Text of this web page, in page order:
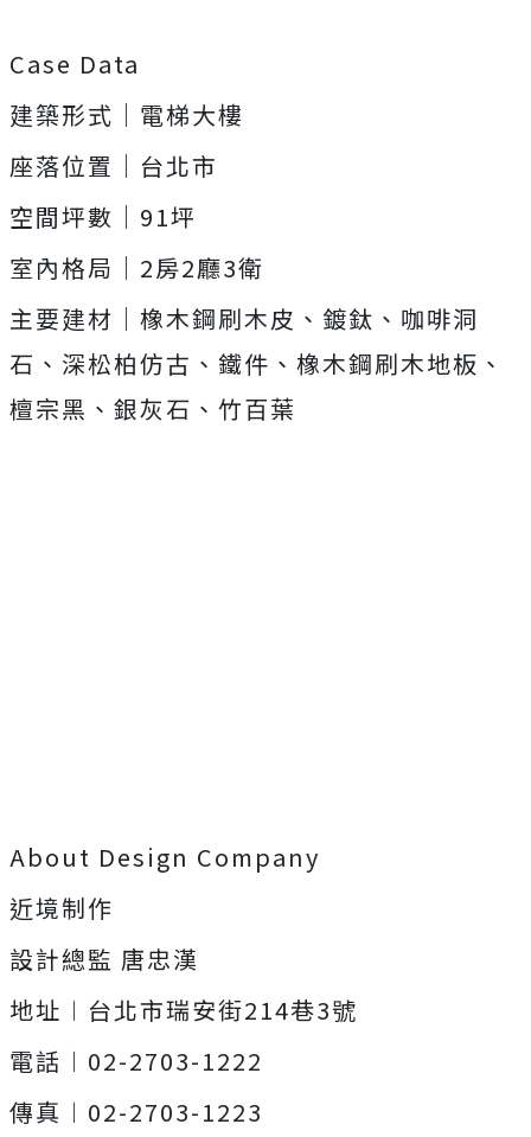
Case Data
建築形式｜電梯大樓
座落位置｜台北市
空間坪數｜91坪
室內格局｜2房2廳3衛
主要建材｜橡木鋼刷木皮、鍍鈦、咖啡洞
石、深松柏仿古、鐵件、橡木鋼刷木地板、
檀宗黑、銀灰石、竹百葉
About Design Company
近境制作
設計總監 唐忠漢
地址︱台北市瑞安街214巷3號
電話︱02-2703-1222
傳真︱02-2703-1223